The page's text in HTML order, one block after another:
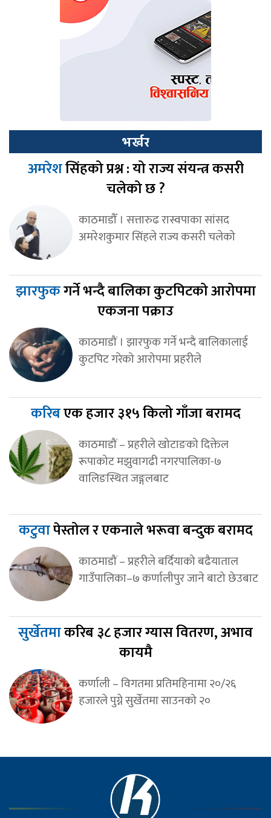
भर्खर
अमरेशसिंहको प्रश्न : यो राज्य संयन्त्र कसरी
चलेको छ ?
काठमाडौँ । सत्तारुढ रास्वपाका सांसद
अमरेशकुमार सिंहले राज्य कसरी चलेको
झारफुकगर्ने भन्दै बालिका कुटपिटको आरोपमा
एकजना पक्राउ
काठमाडौं । झारफुक गर्ने भन्दै बालिकालाई
कुटपिट गरेको आरोपमा प्रहरीले
करिबएक हजार ३१५ किलो गाँजा बरामद
काठमाडौं – प्रहरीले खोटाङको दिक्तेल
रूपाकोट मझुवागढी नगरपालिका-७
वालिङस्थित जङ्गलबाट
कटुवापेस्तोल र एकनाले भरूवा बन्दुक बरामद
काठमाडौं – प्रहरीले बर्दियाको बढैयाताल
गाउँपालिका–७ कर्णालीपुर जाने बाटो छेउबाट
सुर्खेतमाकरिब ३८ हजार ग्यास वितरण, अभाव
कायमै
कर्णाली – विगतमा प्रतिमहिनामा २०/२६
हजारले पुग्ने सुर्खेतमा साउनको २०